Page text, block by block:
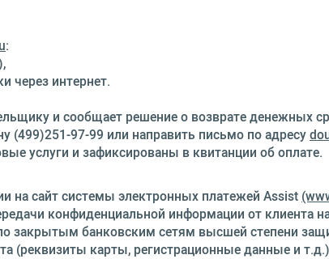
:
через интернет.
и сообщает решение о возврате денежных
(499)251-97-99 или направить письмо по адресу
услуги и зафиксированы в квитанции об оплате.
на сайт системы электронных платежей Assist
конфиденциальной информации от клиента
закрытым банковским сетям высшей степени
карты, регистрационные данные и